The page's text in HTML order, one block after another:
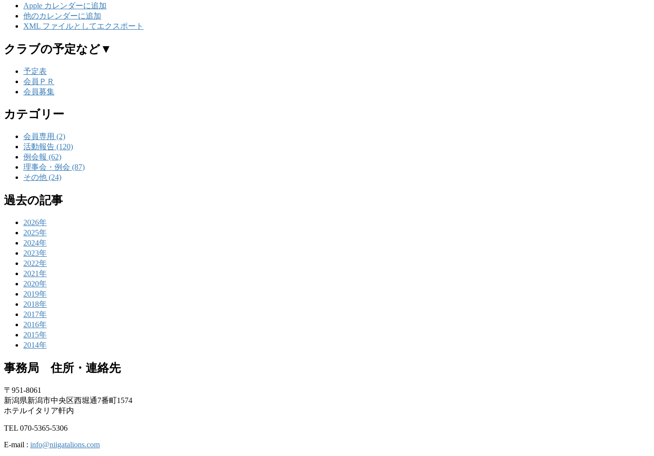
Apple カレンダーに追加
他のカレンダーに追加
XML ファイルとしてエクスポート
クラブの予定など▼
予定表
会員ＰＲ
会員募集
カテゴリー
会員専用 (2)
活動報告 (120)
例会報 (62)
理事会・例会 (87)
その他 (24)
過去の記事
2026年
2025年
2024年
2023年
2022年
2021年
2020年
2019年
2018年
2017年
2016年
2015年
2014年
事務局 住所・連絡先
〒951-8061
新潟県新潟市中央区西堀通7番町1574
ホテルイタリア軒内
TEL 070-5365-5306
E-mail : info@niigatalions.com